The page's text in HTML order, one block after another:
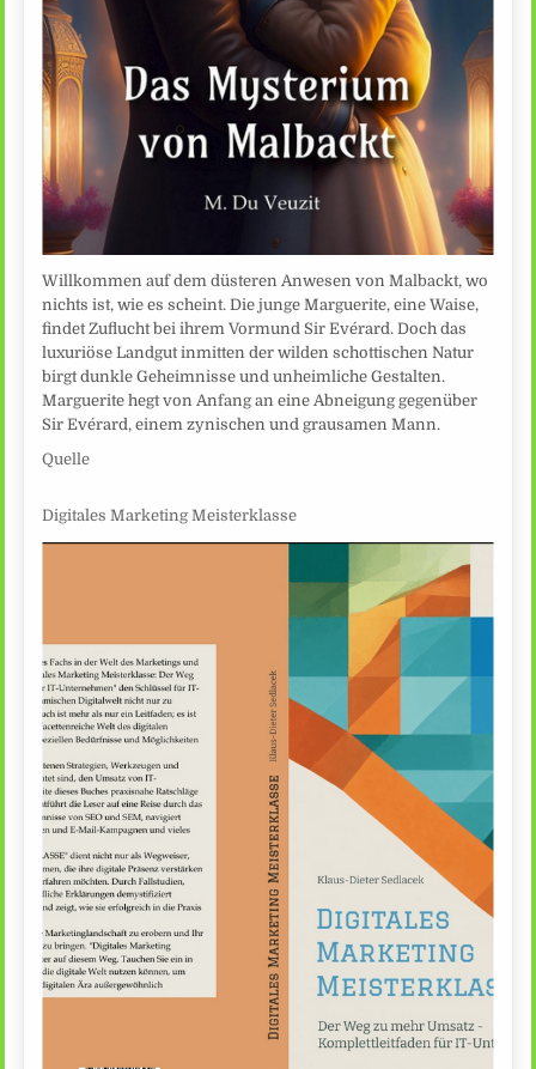
Willkommen auf dem düsteren Anwesen von Malbackt, wo
nichts ist, wie es scheint. Die junge Marguerite, eine Waise,
findet Zuflucht bei ihrem Vormund Sir Evérard. Doch das
luxuriöse Landgut inmitten der wilden schottischen Natur
birgt dunkle Geheimnisse und unheimliche Gestalten.
Marguerite hegt von Anfang an eine Abneigung gegenüber
Sir Evérard, einem zynischen und grausamen Mann.
Quelle
Digitales Marketing Meisterklasse